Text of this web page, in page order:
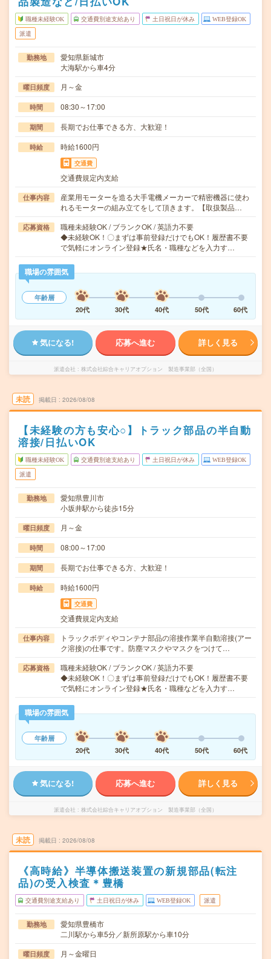
職種未経験OK 交通費別途支給あり 土日祝日が休み WEB登録OK
派遣
勤務地
愛知県新城市
大海駅から車4分
曜日頻度 月～金
時間 08:30～17:00
期間 長期でお仕事できる方、大歓迎！
時給 時給1600円
交通費
交通費規定内支給
仕事内容
産業用モーターを造る大手電機メーカーで精密機器に使わ
れるモーターの組み立てをして頂きます。【取扱製品…
応募資格
職種未経験OK / ブランクOK / 英語力不要
◆未経験OK！〇まずは事前登録だけでもOK！履歴書不要
で気軽にオンライン登録★氏名・職種などを入力す…
職場の雰囲気
年齢層
20代
30代 40代 50代 60代
気になる! 応募へ進む 詳しく見る
派遣会社 株式会社綜合キャリアオプション 製造事業部（全国）
未読 掲載日 2026/08/08
【未経験の方も安心○】トラック部品の半自動
溶接/日払いOK
職種未経験OK 交通費別途支給あり 土日祝日が休み WEB登録OK
派遣
勤務地
愛知県豊川市
小坂井駅から徒歩15分
曜日頻度 月～金
時間 08:00～17:00
期間 長期でお仕事できる方、大歓迎！
時給 時給1600円
交通費
交通費規定内支給
仕事内容
トラックボディやコンテナ部品の溶接作業半自動溶接(アー
ク溶接)の仕事です。防塵マスクやマスクをつけて…
応募資格
職種未経験OK / ブランクOK / 英語力不要
◆未経験OK！〇まずは事前登録だけでもOK！履歴書不要
で気軽にオンライン登録★氏名・職種などを入力す…
職場の雰囲気
年齢層
20代
30代 40代 50代 60代
気になる! 応募へ進む 詳しく見る
派遣会社 株式会社綜合キャリアオプション 製造事業部（全国）
未読 掲載日 2026/08/08
《高時給》半導体搬送装置の新規部品(転注
品)の受入検査＊豊橋
交通費別途支給あり 土日祝日が休み WEB登録OK 派遣
勤務地
愛知県豊橋市
二川駅から車5分／新所原駅から車10分
曜日頻度 月～金曜日